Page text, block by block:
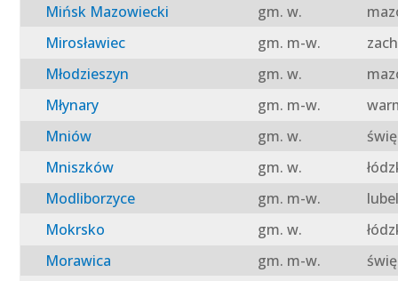
Mińsk Mazowiecki
gm. w.
Mirosławiec
gm. m-w.
Młodzieszyn
gm. w.
Młynary
gm. m-w.
Mniów
gm. w.
Mniszków
gm. w.
Modliborzyce
gm. m-w.
Mokrsko
gm. w.
Morawica
gm. m-w.